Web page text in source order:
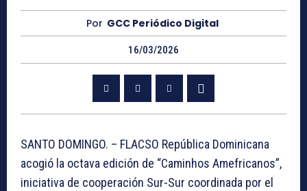
Por GCC Periódico Digital
16/03/2026
SANTO DOMINGO. – FLACSO República Dominicana
acogió la octava edición de “Caminhos Amefricanos”,
iniciativa de cooperación Sur-Sur coordinada por el